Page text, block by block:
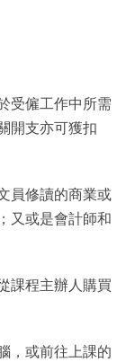
受僱工作中所需
開支亦可獲扣
員修讀的商業或
又或是會計師和
課程主辦人購買
，或前往上課的